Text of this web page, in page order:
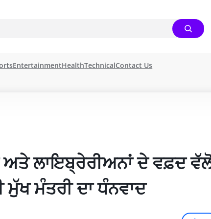
EntertainmentHealthTechnicalContact Us
ਲਾਇਬ੍ਰੇਰੀਅਨਾਂ ਦੇ ਵਫ਼ਦ
ਮੁੱਖ ਮੰਤਰੀ ਦਾ ਧੰਨਵਾਦ